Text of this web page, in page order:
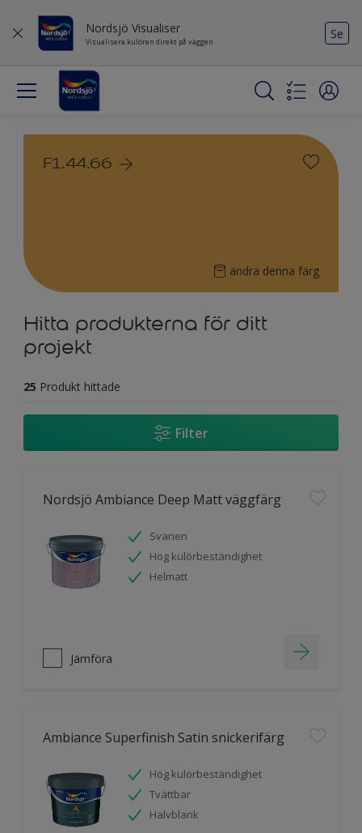
Nordsjö Visualiser
Visualisera kulören direkt på väggen
Se
F1.44.66
ändra denna färg
Hitta produkterna för ditt
projekt
25 Produkt hittade
Filter
Nordsjö Ambiance Deep Matt väggfärg
Svanen
Hög kulörbeständighet
Helmatt
Jämföra
Ambiance Superfinish Satin snickerifärg
Hög kulörbeständighet
Tvättbar
Halvblank